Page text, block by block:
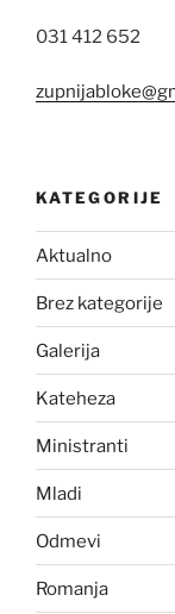
031 412 652
KATEGORIJE
Aktualno
Brez kategorije
Galerija
Kateheza
Ministranti
Mladi
Odmevi
Romanja